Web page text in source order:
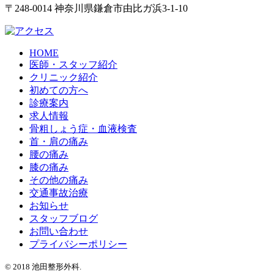
〒248-0014 神奈川県鎌倉市由比ガ浜3-1-10
HOME
医師・スタッフ紹介
クリニック紹介
初めての方へ
診療案内
求人情報
骨粗しょう症・血液検査
首・肩の痛み
腰の痛み
膝の痛み
その他の痛み
交通事故治療
お知らせ
スタッフブログ
お問い合わせ
プライバシーポリシー
©️ 2018 池田整形外科.